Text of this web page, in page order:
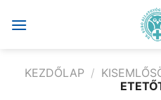
KEZDŐLAP /